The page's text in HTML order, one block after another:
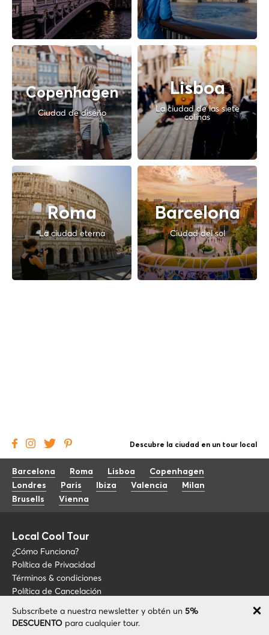
Copenhagen
Ciudad de diseño
Lisboa
La ciudad de las siete
colinas
Roma
La ciudad eterna
Barcelona
Ciudad del sol
Subscríbete a nuestra newsletter y obtén un 5%
DESCUENTO para cualquier tour.
Descubre la ciudad en un tour local
Barcelona Roma Lisboa
Copenhagen
Londres
Paris Ibiza Valencia
Milan
Brusells
Vienna
Local Cool Tour
¿Cómo Funciona?
Política de Privacidad
Términos & condiciones
Política de Cancelación
Blog
Sobre LCT
+34 675 176 220